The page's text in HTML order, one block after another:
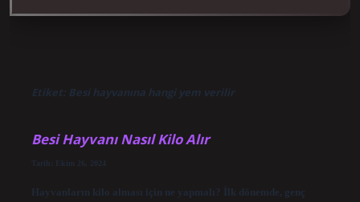
Etiket: Besi hayvanına hangi yem verilir
Besi Hayvanı Nasıl Kilo Alır
Tarih: Ekim 26, 2024
Hayvanların kilo alması için ne yapmalı? İlk dönemde, genç